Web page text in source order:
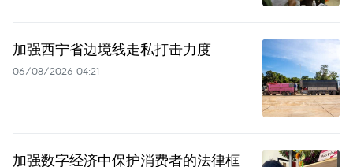
加强西宁省边境线走私打击力度
06/08/2026 04:21
加强数字经济中保护消费者的法律框